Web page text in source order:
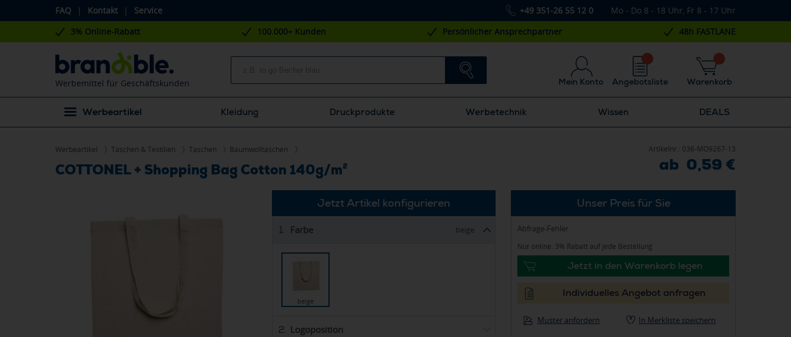
FAQ | Kontakt | Service +49 351-26 55 12 0 Mo - Do 8 - 18 Uhr, Fr 8 - 17 Uhr
3% Online-Rabatt 100.000+ Kunden Persönlicher Ansprechpartner 48h FASTLANE
Werbemittel für Geschäftskunden Mein Konto Warenkorb
Angebotsliste
Werbeartikel Kleidung Druckprodukte Werbetechnik Wissen DEALS
Werbeartikel Taschen & Textilien Taschen Baumwolltaschen
COTTONEL + Shopping Bag Cotton 140g/m²
Artikelnr.: 036-MO9267-13
ab 0,59 €
Jetzt Artikel konfigurieren
1. Farbe beige
beige
2. Logoposition
Unser Preis für Sie
Abfrage-Fehler
Nur online: 3% Rabatt auf jede Bestellung
Jetzt in den Warenkorb legen
Individuelles Angebot anfragen
Muster anfordern In Merkliste speichern